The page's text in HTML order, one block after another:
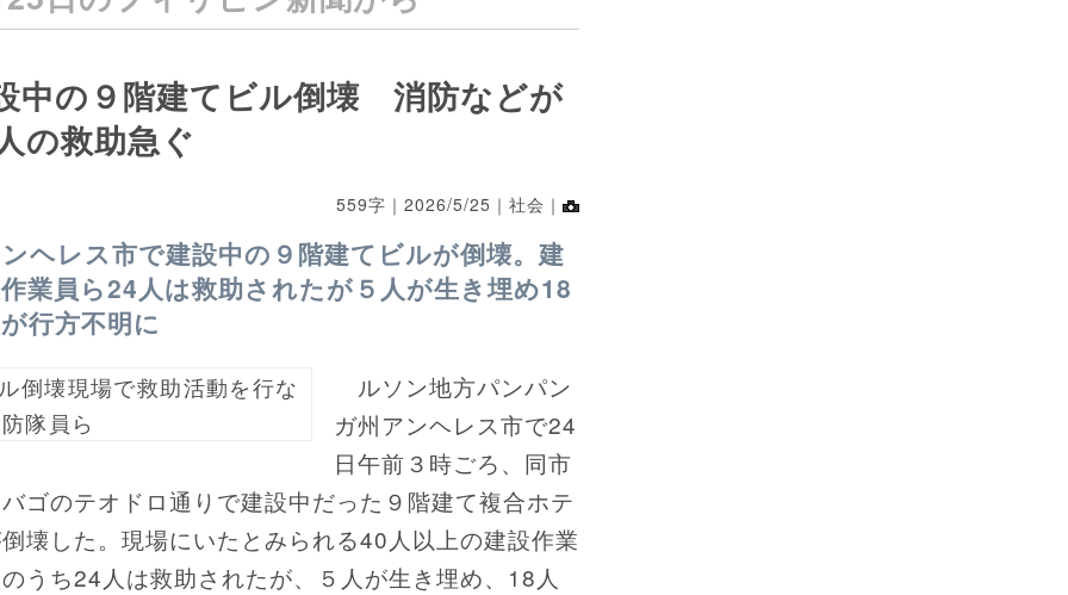
中の９階建てビル倒壊 消防などが
の救助急ぐ
559字｜ 2026/5/25 ｜社会｜
ヘレス市で建設中の９階建てビルが倒壊。建
業員ら24人は救助されたが５人が生き埋め18
行方不明に
ルソン地方パンパン
ガ州アンヘレス市で24
日午前３時ごろ、同市
ゴのテオドロ通りで建設中だった９階建て複合ホテ
壊した。現場にいたとみられる40人以上の建設作業
うち24人は救助されたが、５人が生き埋め、18人